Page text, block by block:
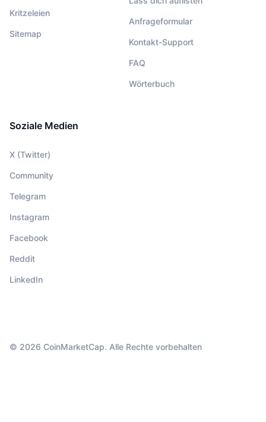
Kritzeleien
Sitemap
Anfrageformular
Kontakt-Support
FAQ
Wörterbuch
Soziale Medien
X (Twitter)
Community
Telegram
Instagram
Facebook
Reddit
LinkedIn
© 2026 CoinMarketCap. Alle Rechte vorbehalten